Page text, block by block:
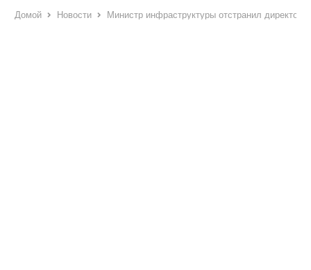
Домой Новости Министр инфраструктуры отстранил